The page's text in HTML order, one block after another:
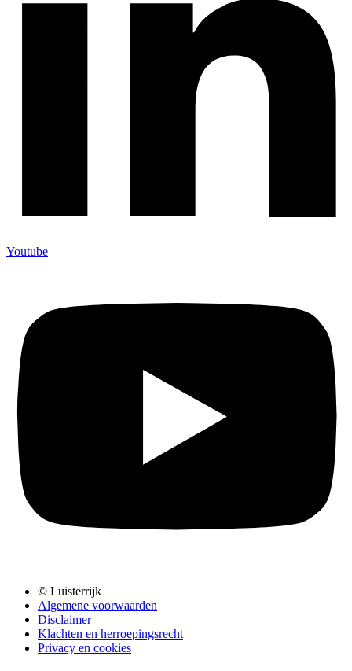
Youtube
© Luisterrijk
Algemene voorwaarden
Disclaimer
Klachten en herroepingsrecht
Privacy en cookies